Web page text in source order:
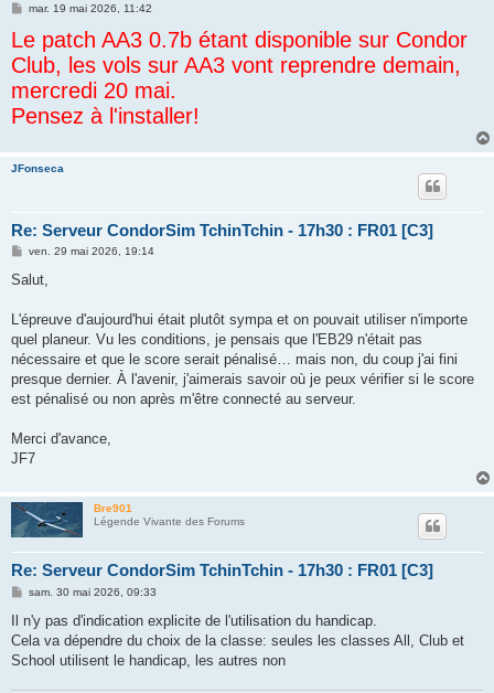
M
s
s
a
g
e
mar. 19 mai 2026, 11:42
Le patch AA3 0.7b étant disponible sur Condor
Club, les vols sur AA3 vont reprendre demain,
mercredi 20 mai.
Pensez à l'installer!
JFonseca
Re: Serveur CondorSim TchinTchin - 17h30 : FR01 [C3]
M
s
g
e
ven. 29 mai 2026, 19:14
Salut,
L'épreuve d'aujourd'hui était plutôt sympa et on pouvait utiliser n'importe
quel planeur. Vu les conditions, je pensais que l'EB29 n'était pas
nécessaire et que le score serait pénalisé… mais non, du coup j'ai fini
presque dernier. À l'avenir, j'aimerais savoir où je peux vérifier si le score
est pénalisé ou non après m'être connecté au serveur.
Merci d'avance,
JF7
Bre901
Légende Vivante des Forums
Re: Serveur CondorSim TchinTchin - 17h30 : FR01 [C3]
M
s
a
g
sam. 30 mai 2026, 09:33
Il n'y pas d'indication explicite de l'utilisation du handicap.
Cela va dépendre du choix de la classe: seules les classes All, Club et
School utilisent le handicap, les autres non